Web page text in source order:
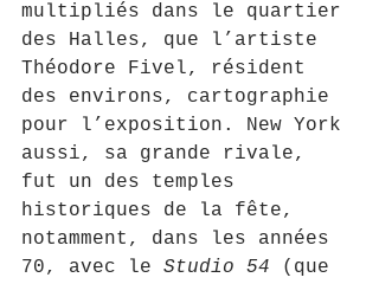
multipliés dans le quartier
des Halles, que l’artiste
Théodore Fivel, résident
des environs, cartographie
pour l’exposition. New York
aussi, sa grande rivale,
fut un des temples
historiques de la fête,
notamment, dans les années
70, avec le Studio 54 (que